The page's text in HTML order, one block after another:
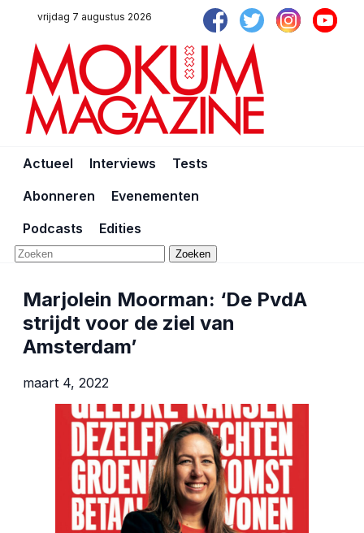
vrijdag 7 augustus 2026
Actueel Interviews
Tests
Abonneren
Evenementen
Podcasts
Edities
Zoeken
Marjolein Moorman: ‘De PvdA
strijdt voor de ziel van
Amsterdam’
maart 4, 2022